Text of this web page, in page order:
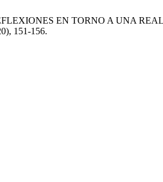
EN TORNO A UNA
151-156.